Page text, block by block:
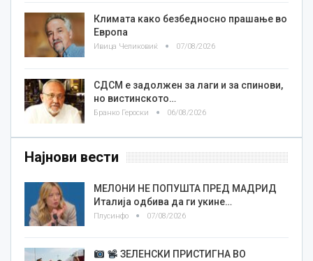
Климата како безбедносно прашање во
Европа
Ивица Челиковиќ 07/08/2026
СДСМ е задолжен за лаги и за спинови,
но вистинското…
Бранко Героски 06/08/2026
Најнови вести
МЕЛОНИ НЕ ПОПУШТА ПРЕД МАДРИД
Италија одбива да ги укине…
Плусинфо 07/08/2026
ЗЕЛЕНСКИ ПРИСТИГНА ВО